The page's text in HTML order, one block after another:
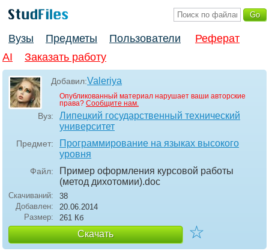
Вузы Предметы Пользователи
Реферат
AI
Заказать работу
Добавил:Valeriya
Опубликованный материал нарушает ваши авторские
права? Сообщите нам.
Вуз:
Липецкий государственный технический
университет
Предмет:
Программирование на языках высокого
уровня
Файл:
Пример оформления курсовой работы
(метод дихотомии).doc
Скачиваний:
38
Добавлен:
20.06.2014
Размер:
261 Кб
Скачать ☆